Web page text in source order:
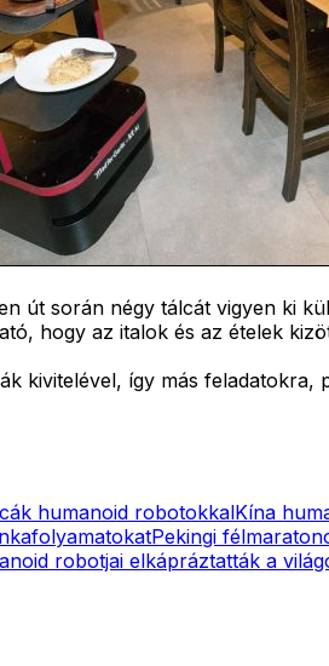
út során négy tálcát vigyen ki
hogy az italok és az ételek
kivitelével, így más
humanoid robotokkalKína
Pekingi
robotjai elkápráztatták a